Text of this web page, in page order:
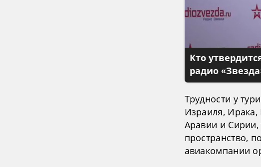
Кто
радио
Трудности у
Израиля, Ирака,
Аравии и Сирии,
пространство,
авиакомпании